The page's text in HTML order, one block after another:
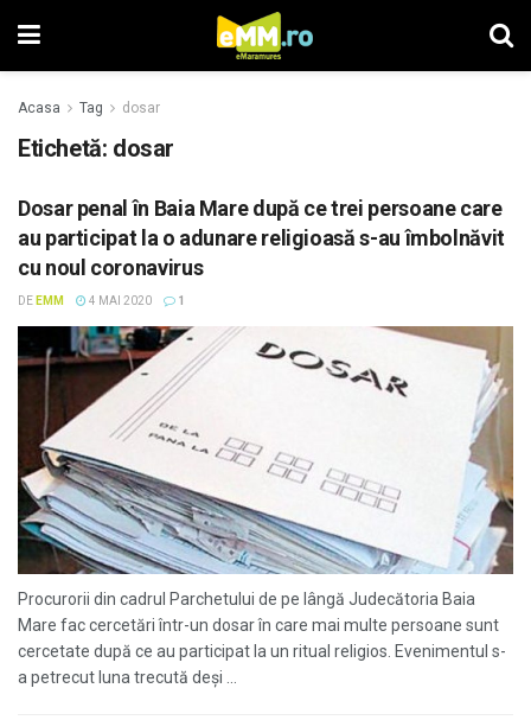
Acasa Tag dosar
Etichetă: dosar
Dosar penal în Baia Mare după ce trei persoane care
au participat la o adunare religioasă s-au îmbolnăvit
cu noul coronavirus
DE EMM 4 MAI 2020 1
Procurorii din cadrul Parchetului de pe lângă Judecătoria Baia
Mare fac cercetări într-un dosar în care mai multe persoane sunt
cercetate după ce au participat la un ritual religios. Evenimentul s-
a petrecut luna trecută deși ...